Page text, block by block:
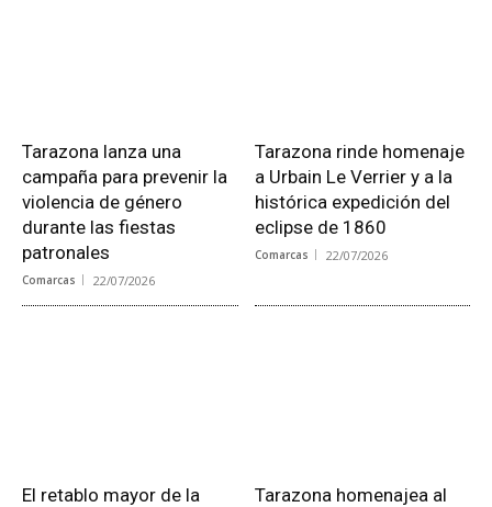
Tarazona lanza una
campaña para prevenir la
violencia de género
durante las fiestas
patronales
Comarcas 22/07/2026
Tarazona rinde homenaje
a Urbain Le Verrier y a la
histórica expedición del
eclipse de 1860
Comarcas 22/07/2026
El retablo mayor de la
Tarazona homenajea al